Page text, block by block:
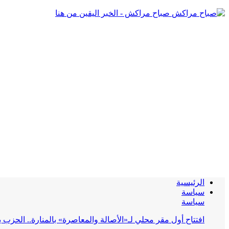
صباح مراكش - الخبر اليقين من هنا
الرئيسية
سياسة
سياسة
افتتاح أول مقر محلي لـ«الأصالة والمعاصرة» بالمنارة..